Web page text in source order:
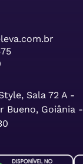
Sala 72 A -
Bueno, Goiânia -